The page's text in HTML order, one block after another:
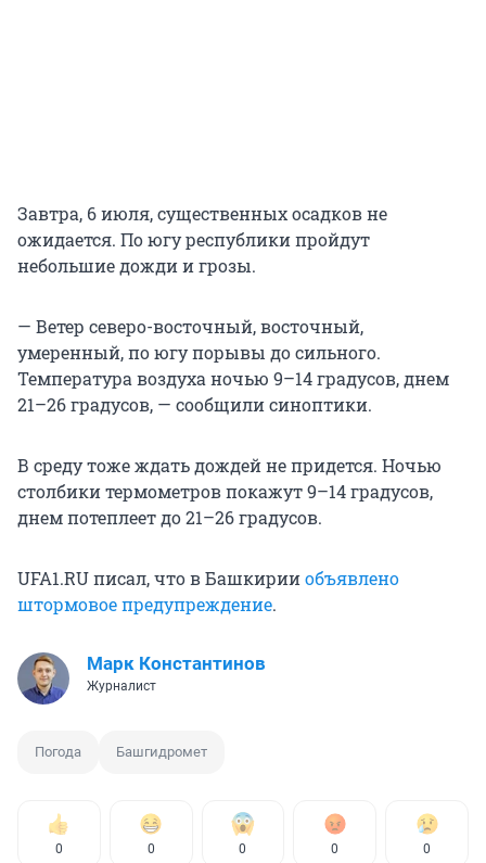
Завтра, 6 июля, существенных осадков не
ожидается. По югу республики пройдут
небольшие дожди и грозы.
— Ветер северо-восточный, восточный,
умеренный, по югу порывы до сильного.
Температура воздуха ночью 9–14 градусов, днем
21–26 градусов, — сообщили синоптики.
В среду тоже ждать дождей не придется. Ночью
столбики термометров покажут 9–14 градусов,
днем потеплеет до 21–26 градусов.
UFA1.RU писал, что в Башкирииобъявлено
штормовое предупреждение.
Марк Константинов
Журналист
Погода Башгидромет
0 0 0 0 0